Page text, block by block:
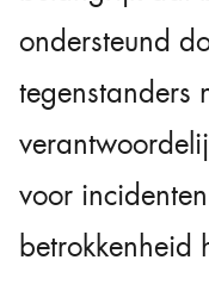
ondersteund
tegenstanders
voor
betrokkenheid